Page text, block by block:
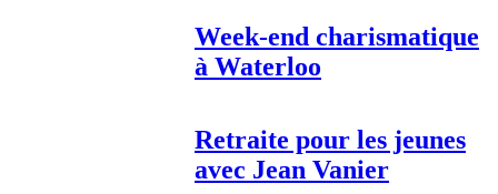
Week-end charismatique
à Waterloo
Retraite pour les jeunes
avec Jean Vanier